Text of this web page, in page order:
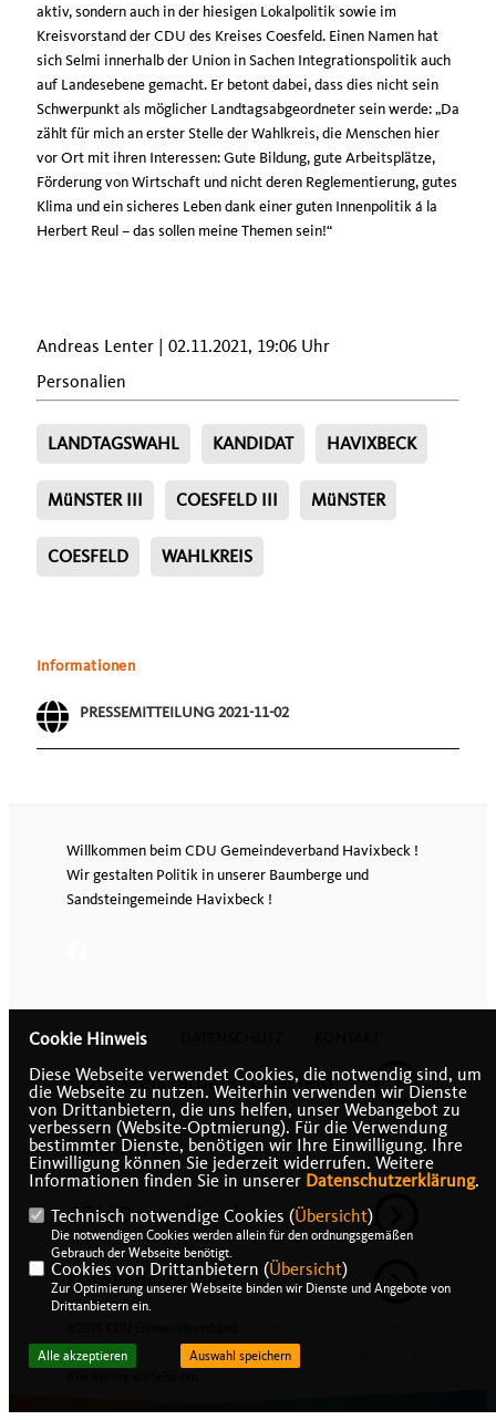
aktiv, sondern auch in der hiesigen Lokalpolitik sowie im
Kreisvorstand der CDU des Kreises Coesfeld. Einen Namen hat
sich Selmi innerhalb der Union in Sachen Integrationspolitik auch
auf Landesebene gemacht. Er betont dabei, dass dies nicht sein
Schwerpunkt als möglicher Landtagsabgeordneter sein werde: „Da
zählt für mich an erster Stelle der Wahlkreis, die Menschen hier
vor Ort mit ihren Interessen: Gute Bildung, gute Arbeitsplätze,
Förderung von Wirtschaft und nicht deren Reglementierung, gutes
Klima und ein sicheres Leben dank einer guten Innenpolitik á la
Herbert Reul – das sollen meine Themen sein!“
Andreas Lenter | 02.11.2021, 19:06 Uhr
Personalien
LANDTAGSWAHL KANDIDAT HAVIXBECK
MüNSTER III COESFELD III MüNSTER
COESFELD WAHLKREIS
Informationen
PRESSEMITTEILUNG 2021-11-02
Willkommen beim CDU Gemeindeverband Havixbeck !
Wir gestalten Politik in unserer Baumberge und
Sandsteingemeinde Havixbeck !
IMPRESSUM
CDU Kreisverband Coesfeld
CDU NRW
CDU Deutschlands
Mitgliederbereich
Havixbeck
Cookie Hinweis
Diese Webseite verwendet Cookies, die notwendig sind, um
die Webseite zu nutzen. Weiterhin verwenden wir Dienste
von Drittanbietern, die uns helfen, unser Webangebot zu
verbessern (Website-Optmierung). Für die Verwendung
bestimmter Dienste, benötigen wir Ihre Einwilligung. Ihre
Einwilligung können Sie jederzeit widerrufen. Weitere
Informationen finden Sie in unserer Datenschutzerklärung.
Technisch notwendige Cookies (Übersicht)
Die notwendigen Cookies werden allein für den ordnungsgemäßen
Gebrauch der Webseite benötigt.
Cookies von Drittanbietern (Übersicht)
Zur Optimierung unserer Webseite binden wir Dienste und Angebote von
Drittanbietern ein.
Alle akzeptieren Auswahl speichern